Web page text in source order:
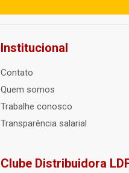
Institucional
Contato
Quem somos
Trabalhe conosco
Transparência salarial
Clube Distribuidora